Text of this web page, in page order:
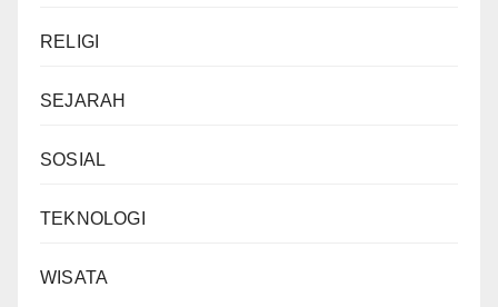
RELIGI
SEJARAH
SOSIAL
TEKNOLOGI
WISATA